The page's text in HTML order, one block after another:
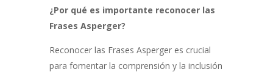
¿Por qué es importante reconocer las
Frases Asperger?
Reconocer las Frases Asperger es crucial
para fomentar la comprensión y la inclusión